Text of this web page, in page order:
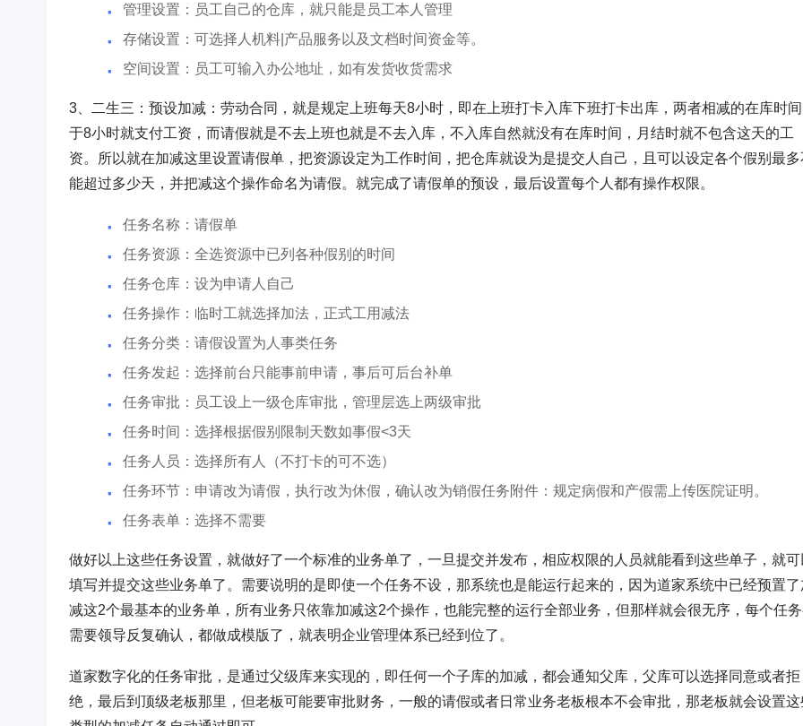
管理设置：员工自己的仓库，就只能是员工本人管理
存储设置：可选择人机料|产品服务以及文档时间资金等。
空间设置：员工可输入办公地址，如有发货收货需求
3、二生三：预设加减：劳动合同，就是规定上班每天8小时，即在上班打卡入库下班打卡出库，两者相减的在库时
于8小时就支付工资，而请假就是不去上班也就是不去入库，不入库自然就没有在库时间，月结时就不包含这天的工
资。所以就在加减这里设置请假单，把资源设定为工作时间，把仓库就设为是提交人自己，且可以设定各个假别最多
能超过多少天，并把减这个操作命名为请假。就完成了请假单的预设，最后设置每个人都有操作权限。
任务名称：请假单
任务资源：全选资源中已列各种假别的时间
任务仓库：设为申请人自己
任务操作：临时工就选择加法，正式工用减法
任务分类：请假设置为人事类任务
任务发起：选择前台只能事前申请，事后可后台补单
任务审批：员工设上一级仓库审批，管理层选上两级审批
任务时间：选择根据假别限制天数如事假<3天
任务人员：选择所有人（不打卡的可不选）
任务环节：申请改为请假，执行改为休假，确认改为销假任务附件：规定病假和产假需上传医院证明。
任务表单：选择不需要
做好以上这些任务设置，就做好了一个标准的业务单了，一旦提交并发布，相应权限的人员就能看到这些单子，就可
填写并提交这些业务单了。需要说明的是即使一个任务不设，那系统也是能运行起来的，因为道家系统中已经预置了
减这2个最基本的业务单，所有业务只依靠加减这2个操作，也能完整的运行全部业务，但那样就会很无序，每个任
需要领导反复确认，都做成模版了，就表明企业管理体系已经到位了。
道家数字化的任务审批，是通过父级库来实现的，即任何一个子库的加减，都会通知父库，父库可以选择同意或者拒
绝，最后到顶级老板那里，但老板可能要审批财务，一般的请假或者日常业务老板根本不会审批，那老板就会设置这